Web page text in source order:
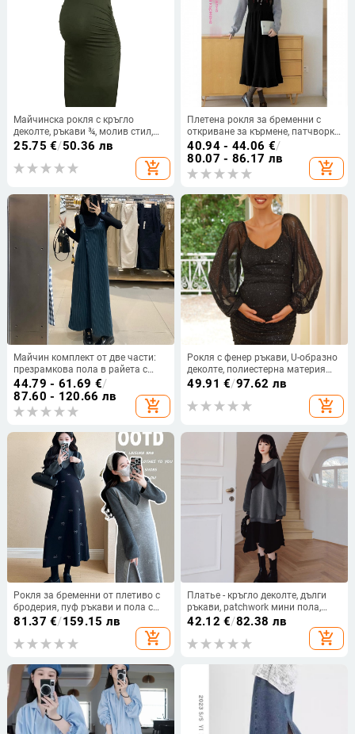
Майчинска рокля с кръгло
деколте, ръкави ¾, молив стил,
средна дължина, полиестер-
25.75 €/50.36 лв
add_shopping_cart
Плетена рокля за бременни с
откриване за кърмене, патчворк
дизайн, дълъг ръкав, дълга рокля,
есен 2025
40.94 - 44.06 €/
80.07 - 86.17 лв
add_shopping_cart
Майчин комплект от две части:
презрамкова пола в райета с
дължина до средата на бедрото и
топ с полувисока яка и дълги
ръкави.
44.79 - 61.69 €/
87.60 - 120.66 лв
add_shopping_cart
Рокля с фенер ръкави, U-образно
деколте, полиестерна материя
(≥95%), А-линейна къса пола, лято
49.91 €/97.62 лв
add_shopping_cart
Рокля за бременни от плетиво с
бродерия, пуф ръкави и пола с
презрамки, есен-зима
81.37 €/159.15 лв
add_shopping_cart
Платье - кръгло деколте, дълги
ръкави, patchwork мини пола,
вискоза-спандекс смес, преждово
42.12 €/82.38 лв
add_shopping_cart